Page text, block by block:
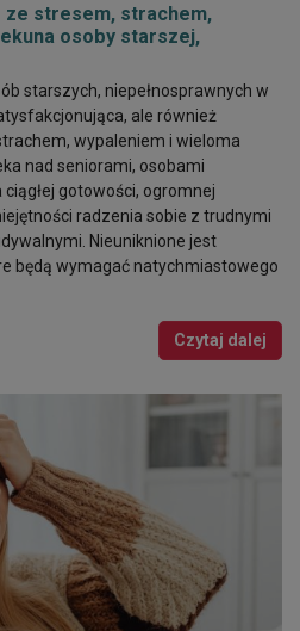
stresem, strachem,
osoby starszej,
starszych, niepełnosprawnych w
ale również
wypaleniem i wieloma
nad seniorami, osobami
gotowości, ogromnej
radzenia sobie z trudnymi
Nieuniknione jest
będą wymagać natychmiastowego
Czytaj dalej